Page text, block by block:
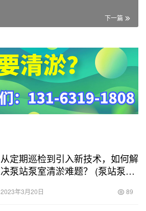
下一篇
从定期巡检到引入新技术，如何解
决泵站泵室清淤难题？ (泵站泵室
2023年3月20日 89